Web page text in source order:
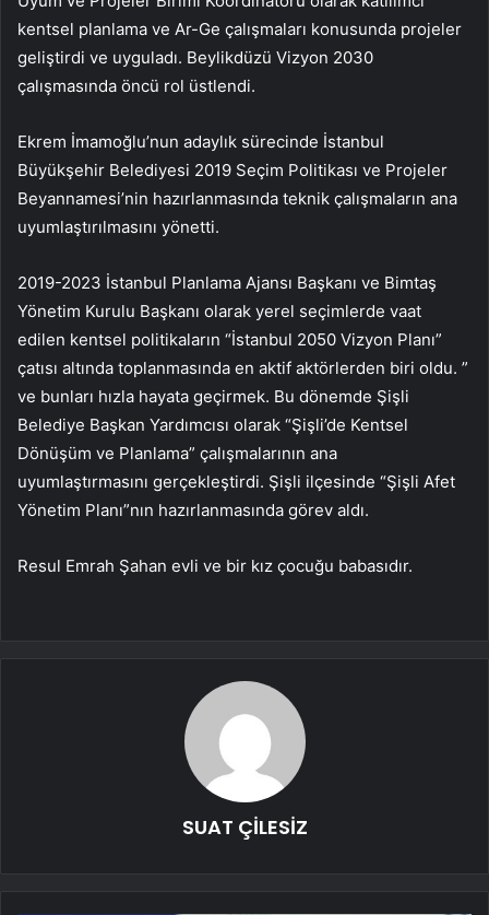
kentsel planlama ve Ar-Ge çalışmaları konusunda projeler
geliştirdi ve uyguladı. Beylikdüzü Vizyon 2030
çalışmasında öncü rol üstlendi.
Ekrem İmamoğlu’nun adaylık sürecinde İstanbul
Büyükşehir Belediyesi 2019 Seçim Politikası ve Projeler
Beyannamesi’nin hazırlanmasında teknik çalışmaların ana
uyumlaştırılmasını yönetti.
2019-2023 İstanbul Planlama Ajansı Başkanı ve Bimtaş
Yönetim Kurulu Başkanı olarak yerel seçimlerde vaat
edilen kentsel politikaların “İstanbul 2050 Vizyon Planı”
çatısı altında toplanmasında en aktif aktörlerden biri oldu. ”
ve bunları hızla hayata geçirmek. Bu dönemde Şişli
Belediye Başkan Yardımcısı olarak “Şişli’de Kentsel
Dönüşüm ve Planlama” çalışmalarının ana
uyumlaştırmasını gerçekleştirdi. Şişli ilçesinde “Şişli Afet
Yönetim Planı”nın hazırlanmasında görev aldı.
Resul Emrah Şahan evli ve bir kız çocuğu babasıdır.
SUAT ÇİLESİZ